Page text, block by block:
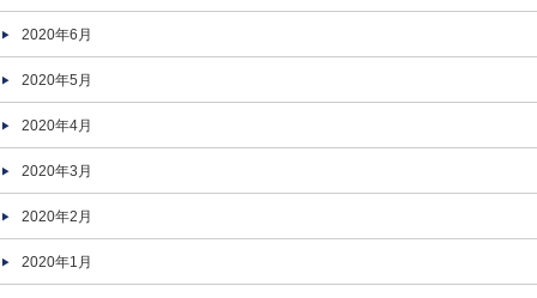
2020年6月
2020年5月
2020年4月
2020年3月
2020年2月
2020年1月